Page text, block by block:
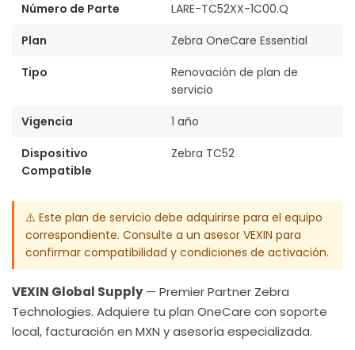
Número de Parte
LARE-TC52XX-1C00.Q
Plan
Zebra OneCare Essential
Tipo
Renovación de plan de
servicio
Vigencia
1 año
Dispositivo
Compatible
Zebra TC52
⚠️ Este plan de servicio debe adquirirse para el equipo
correspondiente. Consulte a un asesor VEXIN para
confirmar compatibilidad y condiciones de activación.
VEXIN Global Supply— Premier Partner Zebra
Technologies. Adquiere tu plan OneCare con soporte
local, facturación en MXN y asesoría especializada.